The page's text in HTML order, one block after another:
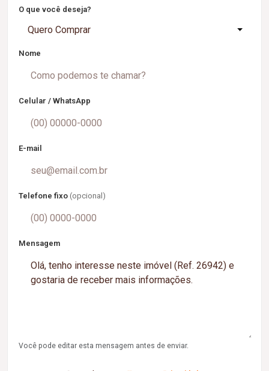
O que você deseja?
Quero Comprar
Nome
Celular / WhatsApp
E-mail
Telefone fixo (opcional)
Mensagem
Você pode editar esta mensagem antes de enviar.